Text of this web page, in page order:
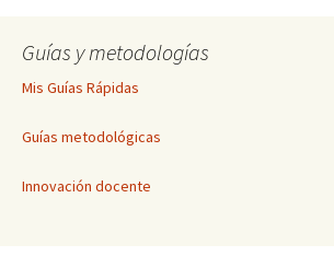
Guías y metodologías
Mis Guías Rápidas
Guías metodológicas
Innovación docente